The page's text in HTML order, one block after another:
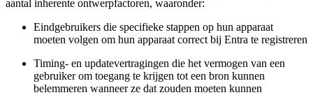
aantal inherente ontwerpfactoren, waaronder:
Eindgebruikers die specifieke stappen op hun apparaat
moeten volgen om hun apparaat correct bij Entra te registreren
Timing- en updatevertragingen die het vermogen van een
gebruiker om toegang te krijgen tot een bron kunnen
belemmeren wanneer ze dat zouden moeten kunnen